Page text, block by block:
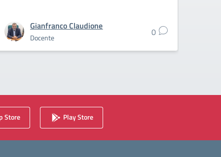
Gianfranco Claudione
Docente 0
Store Play Store